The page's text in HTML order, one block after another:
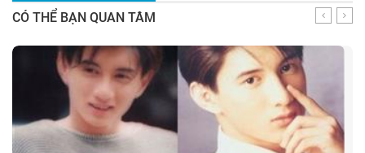
CÓ THỂ BẠN QUAN TÂM